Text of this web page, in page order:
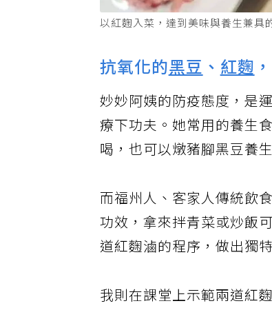
以紅麴入菜，達到美味與養生兼具
抗氧化的黑豆 、紅麴
妙妙阿姨的防疫態度，是
療下功夫。她常用的養生
喝，也可以燉豬腳黑豆養
而福州人、客家人傳統飲
功效，拿來拌青菜或炒飯
道紅麴滷的程序，做出獨